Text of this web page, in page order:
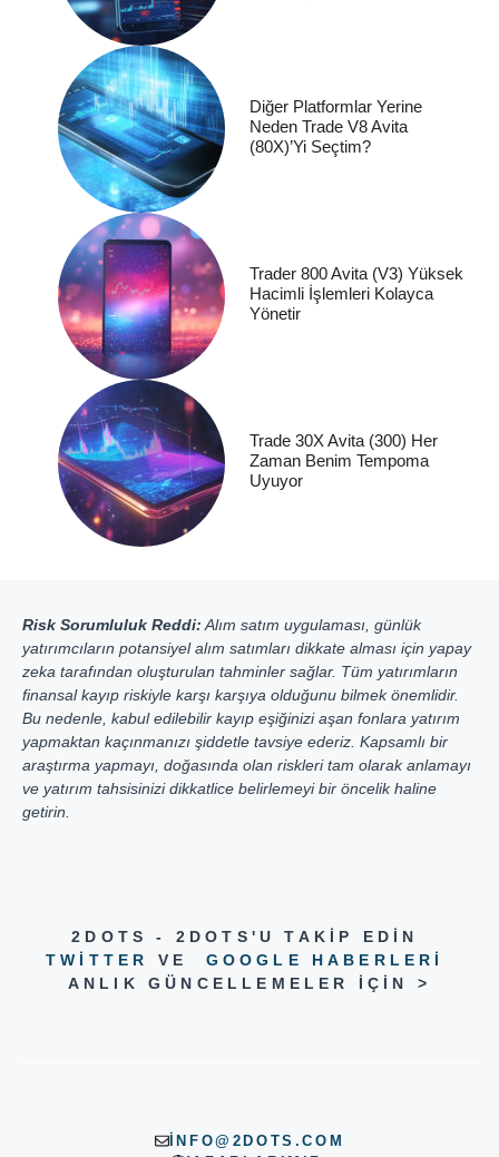
Diğer Platformlar Yerine
Neden Trade V8 Avita
(80X)’yi Seçtim?
Trader 800 Avita (V3) Yüksek
Hacimli İşlemleri Kolayca
Yönetir
Trade 30X Avita (300) Her
Zaman Benim Tempoma
Uyuyor
Risk Sorumluluk Reddi: Alım satım uygulaması, günlük
yatırımcıların potansiyel alım satımları dikkate alması için yapay
zeka tarafından oluşturulan tahminler sağlar. Tüm yatırımların
finansal kayıp riskiyle karşı karşıya olduğunu bilmek önemlidir.
Bu nedenle, kabul edilebilir kayıp eşiğinizi aşan fonlara yatırım
yapmaktan kaçınmanızı şiddetle tavsiye ederiz. Kapsamlı bir
araştırma yapmayı, doğasında olan riskleri tam olarak anlamayı
ve yatırım tahsisinizi dikkatlice belirlemeyi bir öncelik haline
getirin.
2DOTS - 2DOTS'U TAKIP EDIN
TWITTER
VE GOOGLE HABERLERI
ANLIK GÜNCELLEMELER IÇIN >
INFO@2DOTS.COM